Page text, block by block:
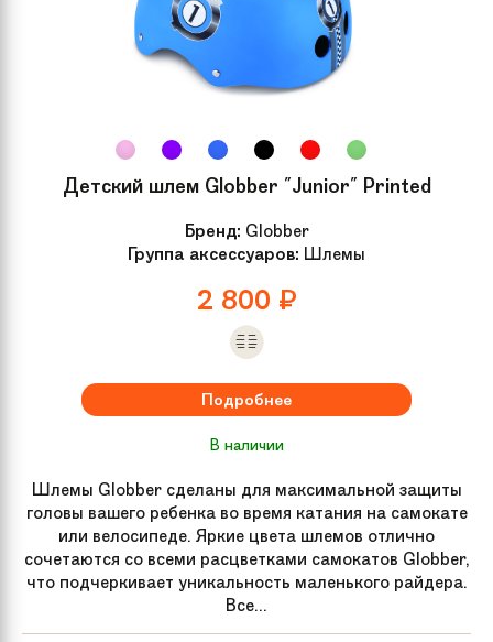
Детский шлем Globber "Junior" Printed
Бренд: Globber
Группа аксессуаров: Шлемы
2 800 ₽
Подробнее
В наличии
Шлемы Globber сделаны для максимальной защиты
головы вашего ребенка во время катания на самокате
или велосипеде. Яркие цвета шлемов отлично
сочетаются со всеми расцветками самокатов Globber,
что подчеркивает уникальность маленького райдера.
Все...